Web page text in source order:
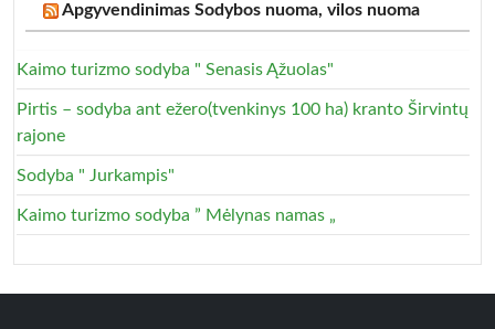
Apgyvendinimas Sodybos nuoma, vilos nuoma
Kaimo turizmo sodyba " Senasis Ąžuolas"
Pirtis – sodyba ant ežero(tvenkinys 100 ha) kranto Širvintų
rajone
Sodyba " Jurkampis"
Kaimo turizmo sodyba ” Mėlynas namas „